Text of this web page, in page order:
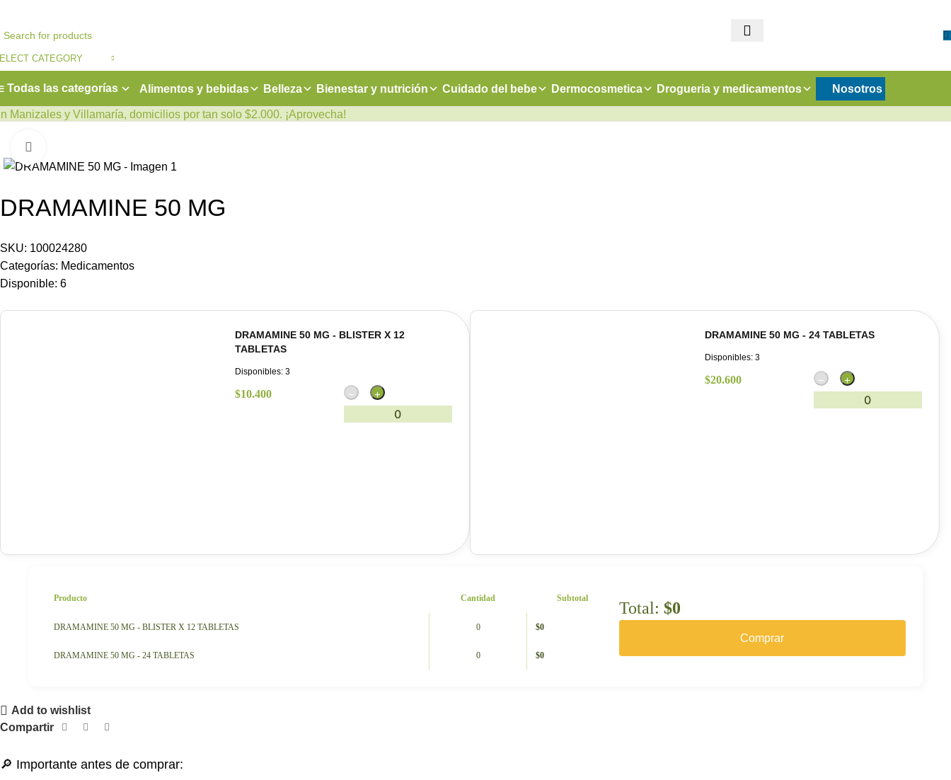
CATEGORY
Todas las categorías Alimentos y bebidas Belleza Bienestar y nutrición Cuidado del bebe Dermocosmetica Drogueria y medicamentos Nosotros
Manizales y Villamaría, domicilios por tan solo $2.000. ¡Aprovecha!
DRAMAMINE 50 MG
SKU: 100024280
Categorías: Medicamentos
Disponible: 6
DRAMAMINE 50 MG - BLISTER X 12
TABLETAS
Disponibles: 3
$10.400 − +
0
DRAMAMINE 50 MG - 24 TABLETAS
Disponibles: 3
$20.600 − +
0
Producto Cantidad Subtotal
DRAMAMINE 50 MG - BLISTER X 12 TABLETAS 0 $0
DRAMAMINE 50 MG - 24 TABLETAS 0 $0
Total: $0
Comprar
Add to wishlist
Compartir
🔎 Importante antes de comprar: